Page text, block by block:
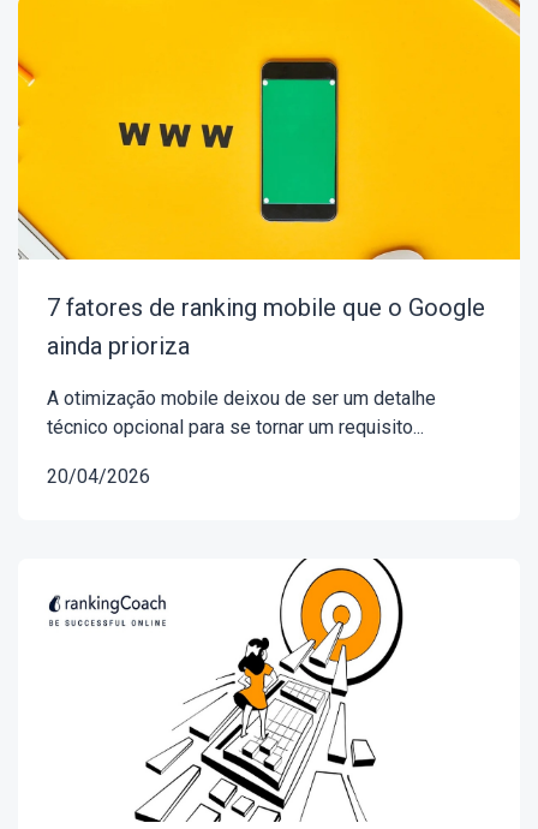
7 fatores de ranking mobile que o Google
ainda prioriza
A otimização mobile deixou de ser um detalhe
técnico opcional para se tornar um requisito...
20/04/2026